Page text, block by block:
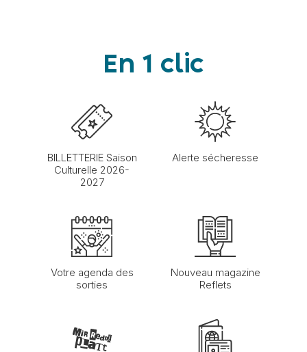
En 1 clic
BILLETTERIE Saison
Culturelle 2026-
2027
Alerte sécheresse
Votre agenda des
sorties
Nouveau magazine
Reflets